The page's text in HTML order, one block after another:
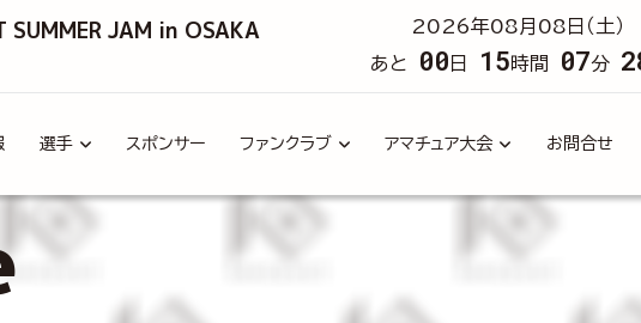
JAM in OSAKA
2026年08月08日（土）
あと
00 日 15時間 07分
選手 スポンサー ファンクラブ アマチュア大会 お問合せ